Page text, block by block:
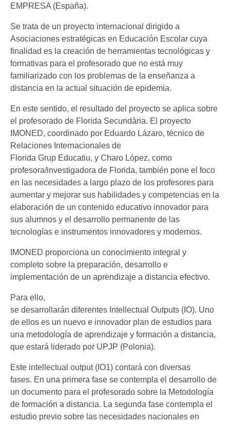
EMPRESA (España).
Se trata de un proyecto internacional dirigido a
Asociaciones estratégicas en Educación Escolar cuya
finalidad es la creación de herramientas tecnológicas y
formativas para el profesorado que no está muy
familiarizado con los problemas de la enseñanza a
distancia en la actual situación de epidemia.
En este sentido, el resultado del proyecto se aplica sobre
el profesorado de Florida Secundària. El proyecto
IMONED, coordinado por Eduardo Lázaro, técnico de
Relaciones Internacionales de
Florida Grup Educatiu, y Charo López, como
profesora/investigadora de Florida, también pone el foco
en las necesidades a largo plazo de los profesores para
aumentar y mejorar sus habilidades y competencias en la
elaboración de un contenido educativo innovador para
sus alumnos y el desarrollo permanente de las
tecnologías e instrumentos innovadores y modernos.
IMONED proporciona un conocimiento integral y
completo sobre la preparación, desarrollo e
implementación de un aprendizaje a distancia efectivo.
Para ello,
se desarrollarán diferentes Intellectual Outputs (IO). Uno
de ellos es un nuevo e innovador plan de estudios para
una metodología de aprendizaje y formación a distancia,
que estará liderado por UPJP (Polonia).
Este intellectual output (IO1) contará con diversas
fases. En una primera fase se contempla el desarrollo de
un documento para el profesorado sobre la Metodología
de formación a distancia. La segunda fase contempla el
estudio previo sobre las necesidades nacionales en